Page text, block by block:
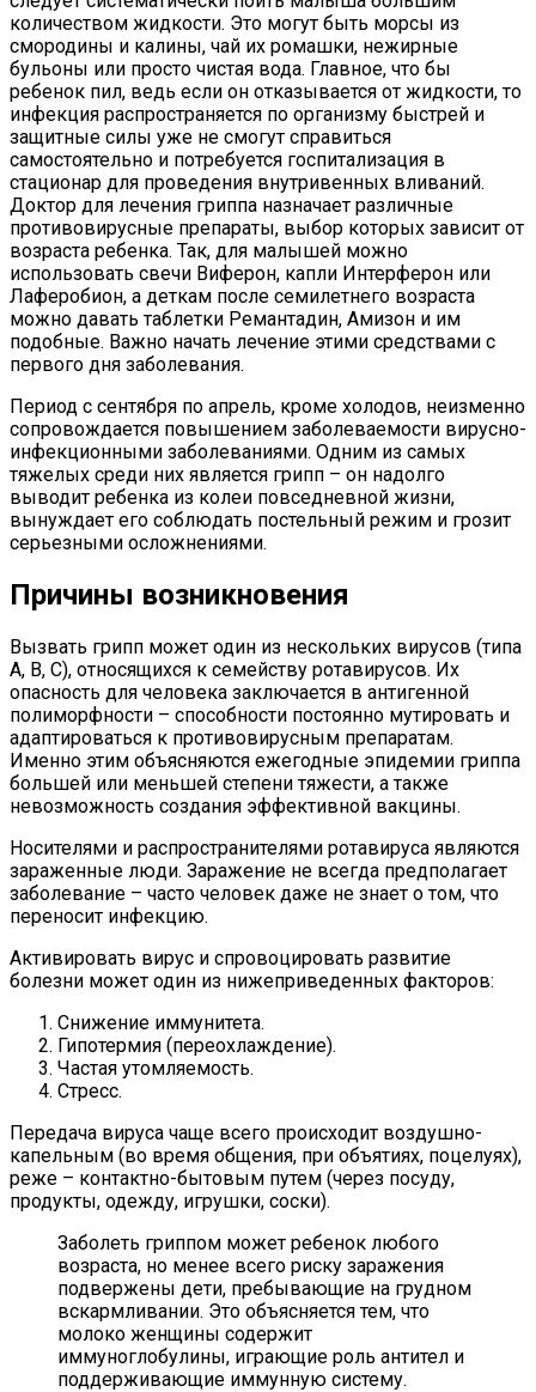
количеством жидкости. Это могут быть морсы из
смородины и калины, чай их ромашки, нежирные
бульоны или просто чистая вода. Главное, что бы
ребенок пил, ведь если он отказывается от жидкости, то
инфекция распространяется по организму быстрей и
защитные силы уже не смогут справиться
самостоятельно и потребуется госпитализация в
стационар для проведения внутривенных вливаний.
Доктор для лечения гриппа назначает различные
противовирусные препараты, выбор которых зависит от
возраста ребенка. Так, для малышей можно
использовать свечи Виферон, капли Интерферон или
Лаферобион, а деткам после семилетнего возраста
можно давать таблетки Ремантадин, Амизон и им
подобные. Важно начать лечение этими средствами с
первого дня заболевания.
Период с сентября по апрель, кроме холодов, неизменно
сопровождается повышением заболеваемости вирусно-
инфекционными заболеваниями. Одним из самых
тяжелых среди них является грипп – он надолго
выводит ребенка из колеи повседневной жизни,
вынуждает его соблюдать постельный режим и грозит
серьезными осложнениями.
Причины возникновения
Вызвать грипп может один из нескольких вирусов (типа
А, В, С), относящихся к семейству ротавирусов. Их
опасность для человека заключается в антигенной
полиморфности – способности постоянно мутировать и
адаптироваться к противовирусным препаратам.
Именно этим объясняются ежегодные эпидемии гриппа
большей или меньшей степени тяжести, а также
невозможность создания эффективной вакцины.
Носителями и распространителями ротавируса являются
зараженные люди. Заражение не всегда предполагает
заболевание – часто человек даже не знает о том, что
переносит инфекцию.
Активировать вирус и спровоцировать развитие
болезни может один из нижеприведенных факторов:
Снижение иммунитета.
Гипотермия (переохлаждение).
Частая утомляемость.
Стресс.
Передача вируса чаще всего происходит воздушно-
капельным (во время общения, при объятиях, поцелуях),
реже – контактно-бытовым путем (через посуду,
продукты, одежду, игрушки, соски).
Заболеть гриппом может ребенок любого
возраста, но менее всего риску заражения
подвержены дети, пребывающие на грудном
вскармливании. Это объясняется тем, что
молоко женщины содержит
иммуноглобулины, играющие роль антител и
поддерживающие иммунную систему.